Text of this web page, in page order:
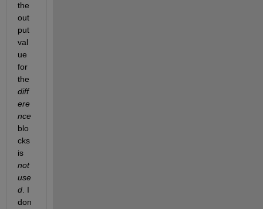
the
out
put
val
ue
for
the
diff
ere
nce
blo
cks
is
not
use
d. I
don